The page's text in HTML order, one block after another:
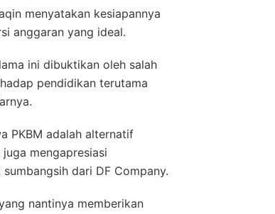
menyatakan kesiapannya
anggaran yang ideal.
ini dibuktikan oleh salah
pendidikan terutama
PKBM adalah alternatif
mengapresiasi
dari DF Company.
nantinya memberikan